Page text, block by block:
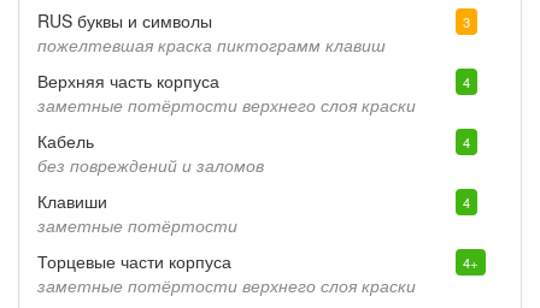
RUS буквы и символы
3
пожелтевшая краска пиктограмм клавиш
Верхняя часть корпуса
4
заметные потёртости верхнего слоя краски
Кабель
4
без повреждений и заломов
Клавиши
4
заметные потёртости
Торцевые части корпуса
4+
заметные потёртости верхнего слоя краски